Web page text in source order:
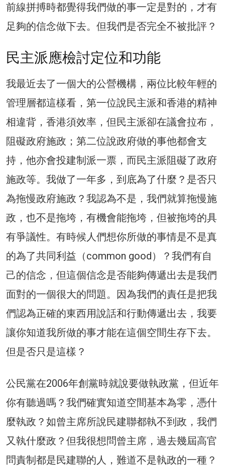
前線拼搏時都覺得我們做的事一定是對的，才有
足夠的信念做下去。但我們是否完全不被批評？
民主派應檢討定位和功能
我最近去了一個大的公營機構，兩位比較年輕的
管理層都這樣看，第一位說民主派和香港的精神
相違背，香港須效率，但民主派卻在議會拉布，
阻礙政府施政；第二位說政府做的事他都會支
持，他亦會投建制派一票，而民主派阻礙了政府
施政等。我做了一年多，到底為了什麼？是否只
為拖慢政府施政？我認為不是，我們就算拖慢施
政，也不是拖垮，有機會能拖垮，但被拖垮的具
有爭議性。有時候人們想你所做的事情是不是真
的為了共同利益（common good）？我們有自
己的信念，但這個信念是否能夠傳遞出去是我們
面對的一個很大的問題。因為我們的責任是把我
們認為正確的東西用說話和行動傳遞出去，我要
讓你知道我所做的事才能在這個空間生存下去。
但是否只是這樣？
公民黨在2006年創黨時就說要做執政黨，但近年
你有聽過嗎？我們確實知道空間基本為零，憑什
麼執政？如曾主席所說民建聯都執不到政，我們
又執什麼政？但我很想問曾主席，過去幾屆高官
問責制都是民建聯的人，難道不是執政的一種？